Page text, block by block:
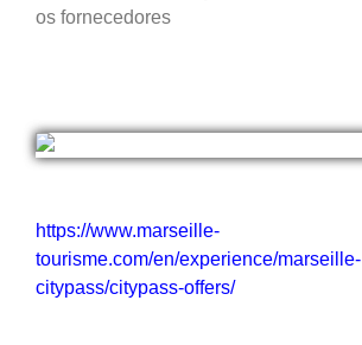
os fornecedores
https://www.marseille-
tourisme.com/en/experience/marseille-
citypass/citypass-offers/